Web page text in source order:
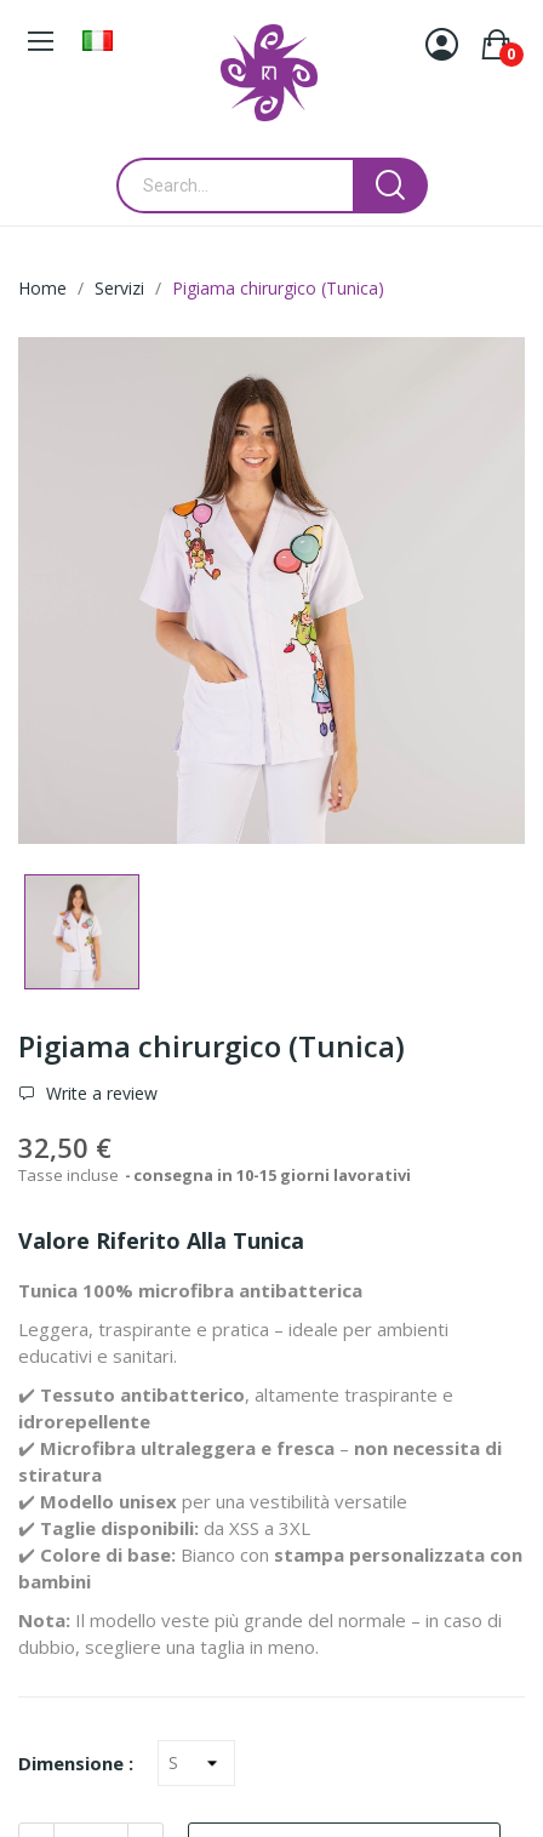
0
Home Servizi Pigiama chirurgico (Tunica)
Pigiama chirurgico (Tunica)
Write a review
32,50 €
Tasse incluse consegna in 10-15 giorni lavorativi
Valore Riferito Alla Tunica
Tunica 100% microfibra antibatterica
Leggera, traspirante e pratica – ideale per ambienti
educativi e sanitari.
✔️ Tessuto antibatterico, altamente traspirante e
idrorepellente
✔️ Microfibra ultraleggera e fresca – non necessita di
stiratura
✔️ Modello unisex per una vestibilità versatile
✔️ Taglie disponibili: da XSS a 3XL
✔️ Colore di base: Bianco con stampa personalizzata con
bambini
Nota: Il modello veste più grande del normale – in caso di
dubbio, scegliere una taglia in meno.
Dimensione :